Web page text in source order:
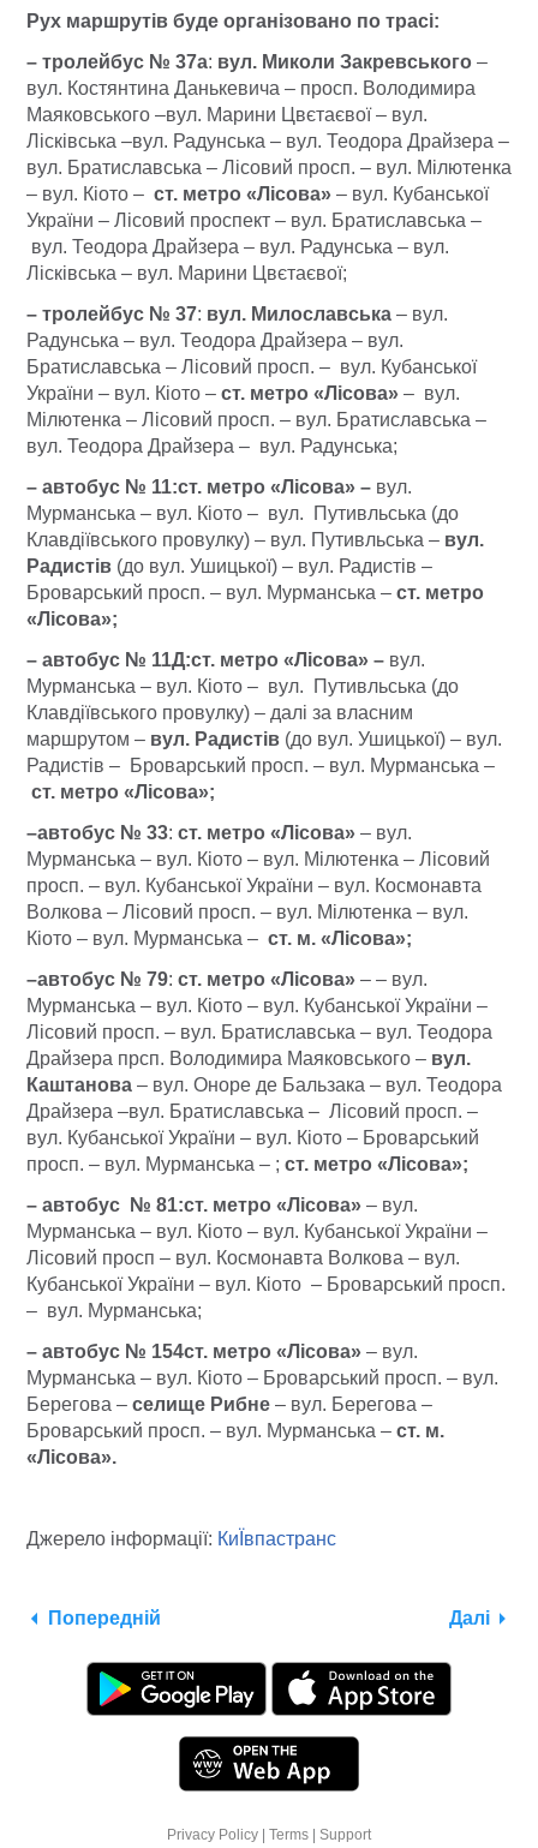
Рух маршрутів буде організовано по трасі:
– тролейбус № 37а: вул. Миколи Закревського –
вул. Костянтина Данькевича – просп. Володимира
Маяковського –вул. Марини Цвєтаєвої – вул.
Лісківська –вул. Радунська – вул. Теодора Драйзера –
вул. Братиславська – Лісовий просп. – вул. Мілютенка
– вул. Кіото – ст. метро «Лісова» – вул. Кубанської
України – Лісовий проспект – вул. Братиславська –
вул. Теодора Драйзера – вул. Радунська – вул.
Лісківська – вул. Марини Цвєтаєвої;
– тролейбус № 37: вул. Милославська – вул.
Радунська – вул. Теодора Драйзера – вул.
Братиславська – Лісовий просп. – вул. Кубанської
України – вул. Кіото – ст. метро «Лісова» – вул.
Мілютенка – Лісовий просп. – вул. Братиславська –
вул. Теодора Драйзера – вул. Радунська;
– автобус № 11:ст. метро «Лісова» – вул.
Мурманська – вул. Кіото – вул. Путивльська (до
Клавдіївського провулку) – вул. Путивльська – вул.
Радистів (до вул. Ушицької) – вул. Радистів –
Броварський просп. – вул. Мурманська – ст. метро
«Лісова»;
– автобус № 11Д:ст. метро «Лісова» – вул.
Мурманська – вул. Кіото – вул. Путивльська (до
Клавдіївського провулку) – далі за власним
маршрутом – вул. Радистів (до вул. Ушицької) – вул.
Радистів – Броварський просп. – вул. Мурманська –
ст. метро «Лісова»;
–автобус № 33: ст. метро «Лісова» – вул.
Мурманська – вул. Кіото – вул. Мілютенка – Лісовий
просп. – вул. Кубанської України – вул. Космонавта
Волкова – Лісовий просп. – вул. Мілютенка – вул.
Кіото – вул. Мурманська – ст. м. «Лісова»;
–автобус № 79: ст. метро «Лісова» – – вул.
Мурманська – вул. Кіото – вул. Кубанської України –
Лісовий просп. – вул. Братиславська – вул. Теодора
Драйзера прсп. Володимира Маяковського – вул.
Каштанова – вул. Оноре де Бальзака – вул. Теодора
Драйзера –вул. Братиславська – Лісовий просп. –
вул. Кубанської України – вул. Кіото – Броварський
просп. – вул. Мурманська – ; ст. метро «Лісова»;
– автобус № 81:ст. метро «Лісова» – вул.
Мурманська – вул. Кіото – вул. Кубанської України –
Лісовий просп – вул. Космонавта Волкова – вул.
Кубанської України – вул. Кіото – Броварський просп.
– вул. Мурманська;
– автобус № 154ст. метро «Лісова» – вул.
Мурманська – вул. Кіото – Броварський просп. – вул.
Берегова – селище Рибне – вул. Берегова –
Броварський просп. – вул. Мурманська – ст. м.
«Лісова».
Джерело інформації: КиЇвпастранс
Попередній Далі
Privacy Policy Terms Support